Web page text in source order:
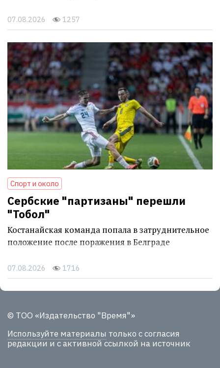
07.08.2026 1257
Спорт и около
Сербские "партизаны" перешли
"Тобол"
Костанайская команда попала в затруднительное
положение после поражения в Белграде
07.08.2026 1716
© ТОО «Издательство "Время"»
Используйте материалы только с согласия
редакции и с активной ссылкой на источник